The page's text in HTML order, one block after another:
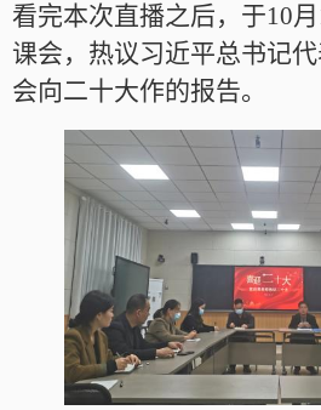
看完本次直播之后，于10
课会，热议习近平总书记
会向二十大作的报告。